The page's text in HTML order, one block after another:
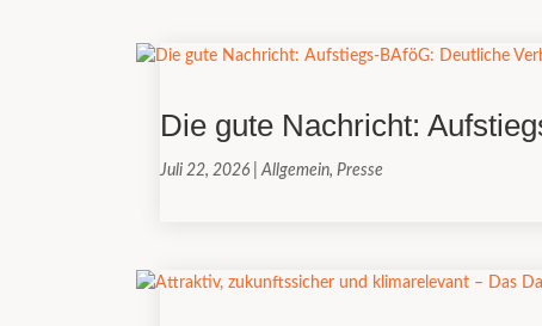
Die gute Nachricht:
Juli 22, 2026 |Allgemein,Presse